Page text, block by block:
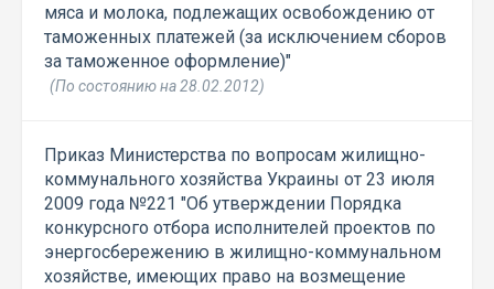
мяса и молока, подлежащих освобождению от
таможенных платежей (за исключением сборов
за таможенное оформление)"
(По состоянию на 28.02.2012)
Приказ Министерства по вопросам жилищно-
коммунального хозяйства Украины от 23 июля
2009 года №221 "Об утверждении Порядка
конкурсного отбора исполнителей проектов по
энергосбережению в жилищно-коммунальном
хозяйстве, имеющих право на возмещение